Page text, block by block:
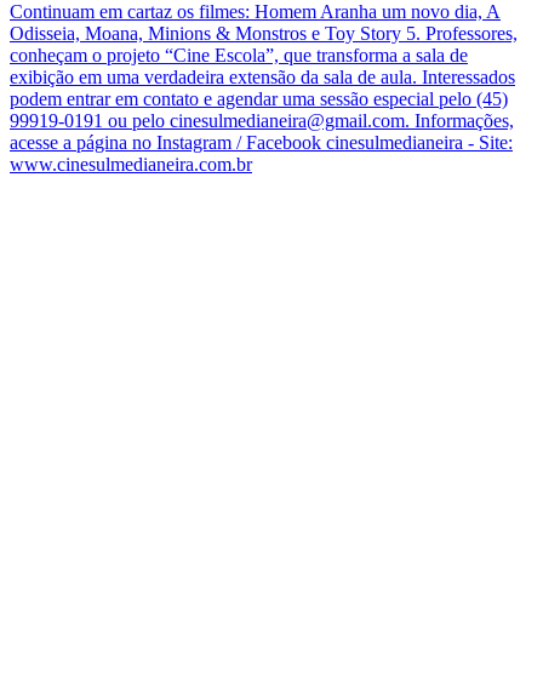
Continuam em cartaz os filmes: Homem Aranha um novo dia, A
Odisseia, Moana, Minions & Monstros e Toy Story 5. Professores,
conheçam o projeto “Cine Escola”, que transforma a sala de
exibição em uma verdadeira extensão da sala de aula. Interessados
podem entrar em contato e agendar uma sessão especial pelo (45)
99919-0191 ou pelo cinesulmedianeira@gmail.com. Informações,
acesse a página no Instagram / Facebook cinesulmedianeira - Site:
www.cinesulmedianeira.com.br